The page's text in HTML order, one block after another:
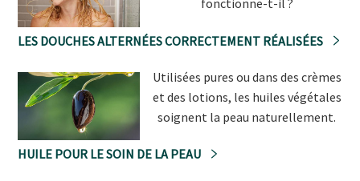
fonctionne-t-il ?
LES DOUCHES ALTERNÉES CORRECTEMENT RÉALISÉES
Utilisées pures ou dans des crèmes
et des lotions, les huiles végétales
soignent la peau naturellement.
HUILE POUR LE SOIN DE LA PEAU